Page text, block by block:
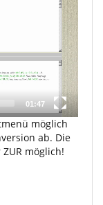
01:47
möglich
ab. Die
möglich!